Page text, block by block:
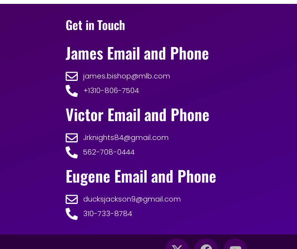
Get in Touch
James Email and Phone
james.bishop@mlb.com
+1310-806-7504
Victor Email and Phone
Jrknights84@gmail.com
562-708-0444
Eugene Email and Phone
ducksjackson9@gmail.com
310-733-8784